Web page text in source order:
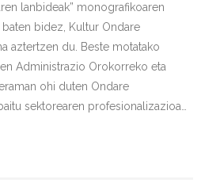
lanbideak” monografikoaren
bidez, Kultur Ondare
aztertzen du. Beste motatako
Administrazio Orokorreko eta
ohi duten Ondare
sektorearen profesionalizazioa…